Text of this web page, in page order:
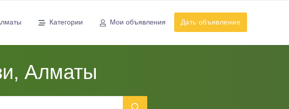
Категории Мои объявления Дать объявление
Алматы